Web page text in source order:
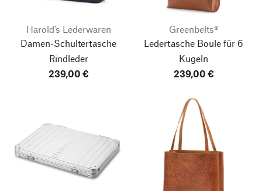
Harold’s Lederwaren
Damen-Schultertasche
Rindleder
239,00 €
Greenbelts®
Ledertasche Boule für 6
Kugeln
239,00 €